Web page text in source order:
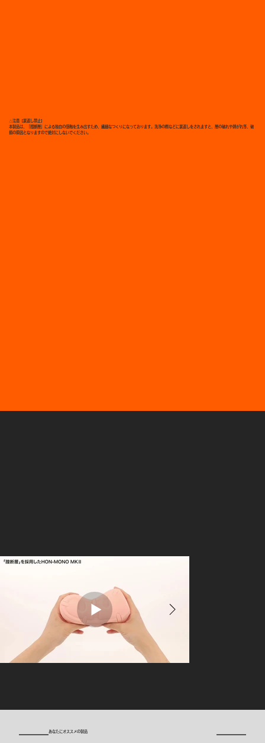
△注意【裏返し禁止】
本製品は、「膣断層」による独自の感触を生み出すため、繊細なつくりになっております。洗浄の際などに裏返しをされますと、層の破れや剥がれ等、破
損の原因となりますので絶対にしないでください。
​あなたにオススメの製品